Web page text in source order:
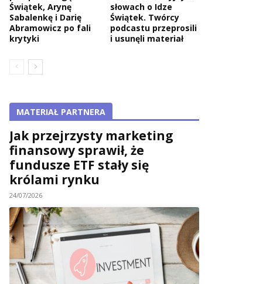
Świątek, Arynę
Sabalenkę i Darię
Abramowicz po fali
krytyki
słowach o Idze
Świątek. Twórcy
podcastu przeprosili
i usunęli materiał
MATERIAŁ PARTNERA
Jak przejrzysty marketing
finansowy sprawił, że
fundusze ETF stały się
królami rynku
24/07/2026